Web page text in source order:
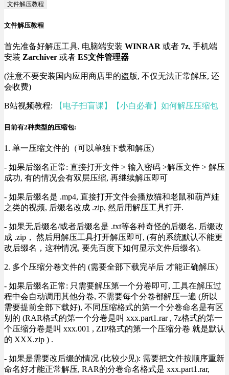
文件解压教程
文件解压教程
首先准备好解压工具, 电脑端安装 WINRAR 或者 7z, 手机端
安装 Zarchiver 或者 ES文件管理器
(注意不要安装国内应用商店里的盗版, 不仅无法正常解压, 还
会收费)
B站视频教程: 【电子扫盲课】【小白必看】如何解压压缩包
目前有2种类型的压缩包:
1. 单一压缩文件的（可以单独下载和解压)
- 如果后缀名正常: 直接打开文件 > 输入密码 >解压文件 > 解压
成功, 有的情况会有双层压缩, 再继续解压即可
- 如果后缀名是 .mp4, 直接打开文件会播放猫和老鼠和葫芦娃
之类的视频, 后缀名改成 .zip, 然后用解压工具打开.
- 如果无后缀名/或者后缀名是 .txt等各种奇怪的后缀名, 后缀改
成 .zip， 然后用解压工具打开解压即可, (有的系统默认不能更
改后缀名，这种情况, 要先百度下如何显示文件后缀名).
2. 多个压缩分卷文件的 (需要全部下载完毕后 才能正确解压)
- 如果后缀名正常: 只需要解压第一个分卷即可, 工具在解压过
程中会自动调用其他分卷, 不需要每个分卷都解压一遍 (所以
需要提前全部下载好), 不同压缩格式的第一个分卷命名是有区
别的 (RAR格式的第一个分卷是叫 xxx.part1.rar , 7z格式的第一
个压缩分卷是叫 xxx.001 , ZIP格式的第一个压缩分卷 就是默认
的 XXX.zip ) .
- 如果是需要改后缀的情况 (比较少见): 需要把文件按顺序重新
命名好才能正常解压, RAR的分卷命名格式是 xxx.part1.rar,